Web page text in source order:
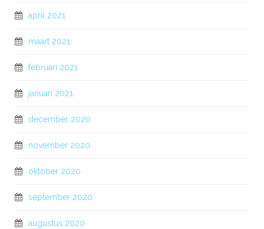
april 2021
maart 2021
februari 2021
januari 2021
december 2020
november 2020
oktober 2020
september 2020
augustus 2020